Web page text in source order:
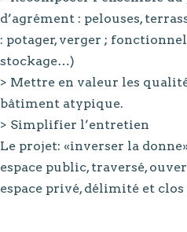
d’agrément : pelouses,
: potager, verger ;
stockage…)
> Mettre en valeur les
bâtiment atypique.
> Simplifier l’entretien
Le projet: «inverser la
espace public, traversé,
espace privé, délimité et